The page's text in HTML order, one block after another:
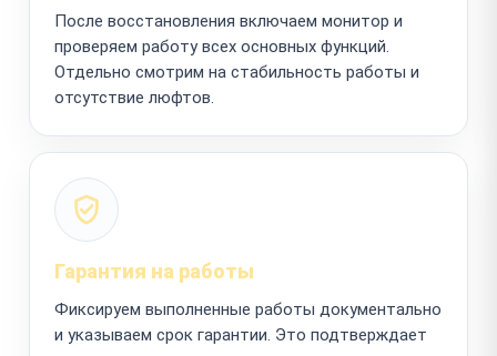
После восстановления включаем монитор и
проверяем работу всех основных функций.
Отдельно смотрим на стабильность работы и
отсутствие люфтов.
Гарантия на работы
Фиксируем выполненные работы документально
и указываем срок гарантии. Это подтверждает